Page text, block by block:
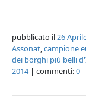
pubblicato il 26
Assonat campione
dei borghi più belli
2014 | commenti:0